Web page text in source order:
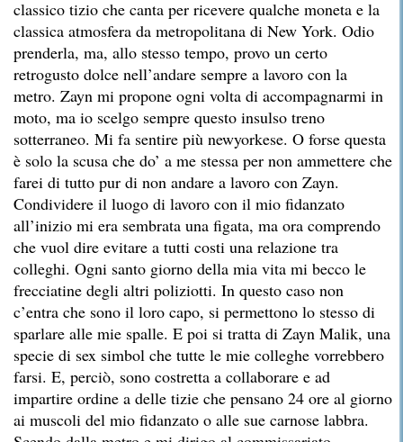
classico tizio che canta per ricevere qualche moneta e la
classica atmosfera da metropolitana di New York. Odio
prenderla, ma, allo stesso tempo, provo un certo
retrogusto dolce nell’andare sempre a lavoro con la
metro. Zayn mi propone ogni volta di accompagnarmi in
moto, ma io scelgo sempre questo insulso treno
sotterraneo. Mi fa sentire più newyorkese. O forse questa
è solo la scusa che do’ a me stessa per non ammettere che
farei di tutto pur di non andare a lavoro con Zayn.
Condividere il luogo di lavoro con il mio fidanzato
all’inizio mi era sembrata una figata, ma ora comprendo
che vuol dire evitare a tutti costi una relazione tra
colleghi. Ogni santo giorno della mia vita mi becco le
frecciatine degli altri poliziotti. In questo caso non
c’entra che sono il loro capo, si permettono lo stesso di
sparlare alle mie spalle. E poi si tratta di Zayn Malik, una
specie di sex simbol che tutte le mie colleghe vorrebbero
farsi. E, perciò, sono costretta a collaborare e ad
impartire ordine a delle tizie che pensano 24 ore al giorno
ai muscoli del mio fidanzato o alle sue carnose labbra.